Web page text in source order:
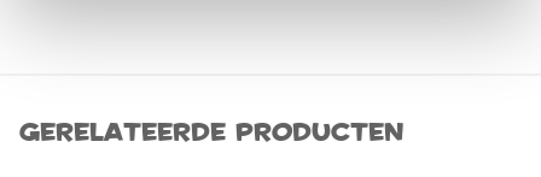
Gerelateerde producten